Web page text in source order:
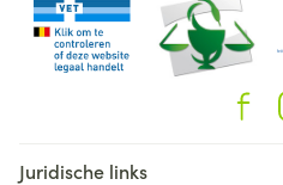
Juridische links